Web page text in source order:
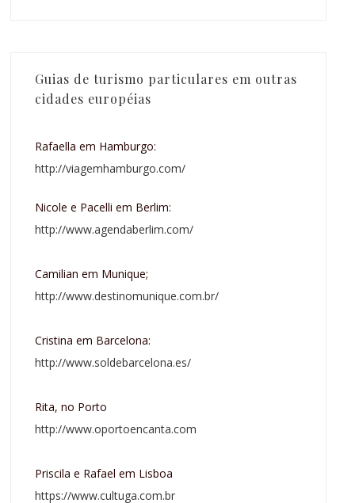
Guias de turismo particulares em outras
cidades européias
Rafaella em Hamburgo:
http://viagemhamburgo.com/
Nicole e Pacelli em Berlim:
http://www.agendaberlim.com/
Camilian em Munique;
http://www.destinomunique.com.br/
Cristina em Barcelona:
http://www.soldebarcelona.es/
Rita, no Porto
http://www.oportoencanta.com
Priscila e Rafael em Lisboa
https://www.cultuga.com.br